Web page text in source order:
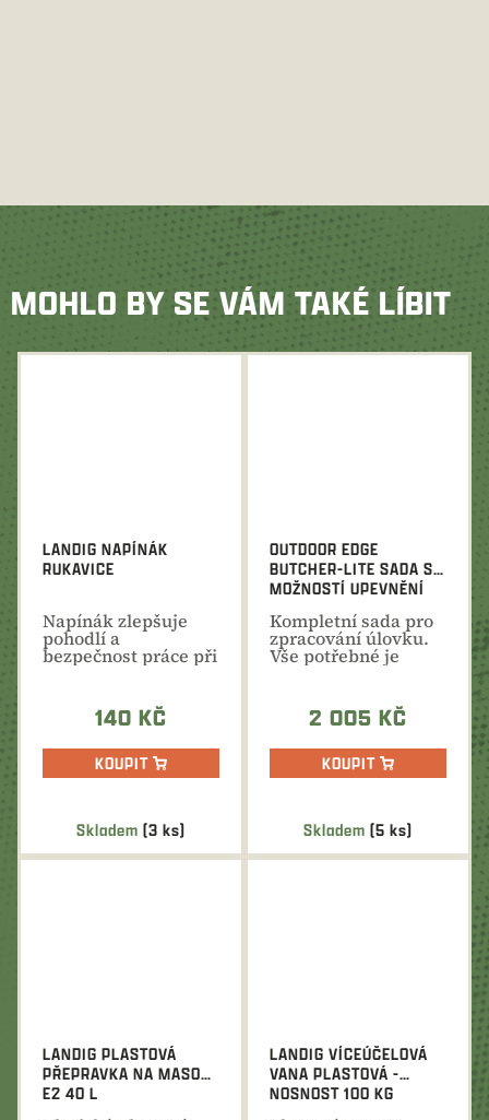
MOHLO BY SE VÁM TAKÉ LÍBIT
Skladem(3 ks)
LANDIG NAPÍNÁK
RUKAVICE
Napínák zlepšuje
pohodlí a
bezpečnost práce při
používání
140 KČ
KOUPIT
Skladem (5 ks)
OUTDOOR EDGE
BUTCHER-LITE SADA S
MOŽNOSTÍ UPEVNĚNÍ
Kompletní sada pro
zpracování úlovku.
Vše potřebné je
přehledně uloženo
2 005 KČ
KOUPIT
LANDIG PLASTOVÁ
PŘEPRAVKA NA MASO
E2 40 L
LANDIG VÍCEÚČELOVÁ
VANA PLASTOVÁ -
NOSNOST 100 KG